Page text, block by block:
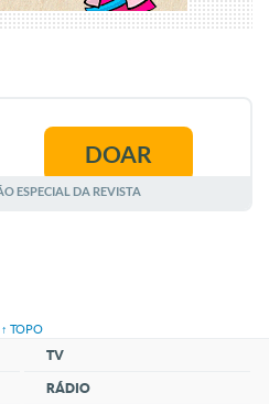
DOAR
ESPECIAL DA REVISTA
↑ TOPO
TV
RÁDIO